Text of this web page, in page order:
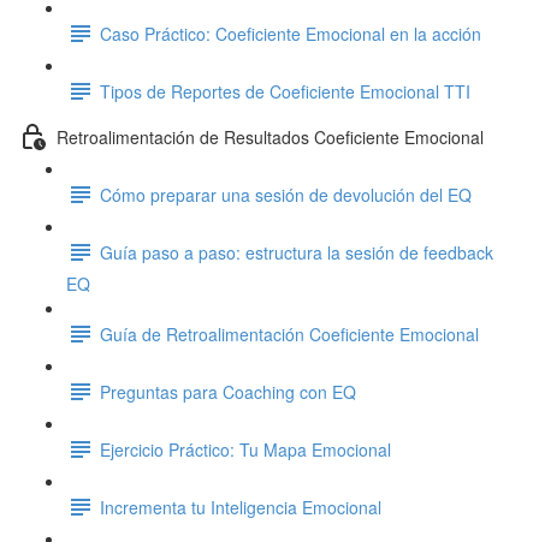
Caso Práctico: Coeficiente Emocional en la acción
Tipos de Reportes de Coeficiente Emocional TTI
Retroalimentación de Resultados Coeficiente Emocional
Cómo preparar una sesión de devolución del EQ
Guía paso a paso: estructura la sesión de feedback
EQ
Guía de Retroalimentación Coeficiente Emocional
Preguntas para Coaching con EQ
Ejercicio Práctico: Tu Mapa Emocional
Incrementa tu Inteligencia Emocional